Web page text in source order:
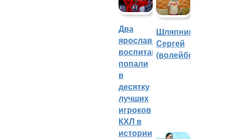
Два
ярославских
воспитанника
попали
в
десятку
лучших
игроков
КХЛ в
истории
Шляпников
Сергей
(волейбол)